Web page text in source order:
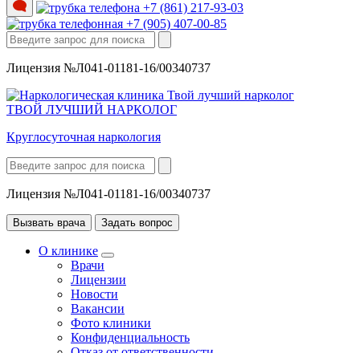
+7 (861) 217-93-03
+7 (905) 407-00-85
Лицензия №Л041-01181-16/00340737
ТВОЙ ЛУЧШИЙ НАРКОЛОГ
Круглосуточная наркология
Лицензия №Л041-01181-16/00340737
Вызвать врача Задать вопрос
О клинике
Врачи
Лицензии
Новости
Вакансии
Фото клиники
Конфиденциальность